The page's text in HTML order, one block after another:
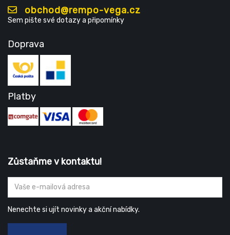
obchod@rempo-vega.cz
Sem pište své dotazy a připomínky
Doprava
Platby
Zůstaňme v kontaktu!
Nenechte si ujít novinky a akční nabídky.